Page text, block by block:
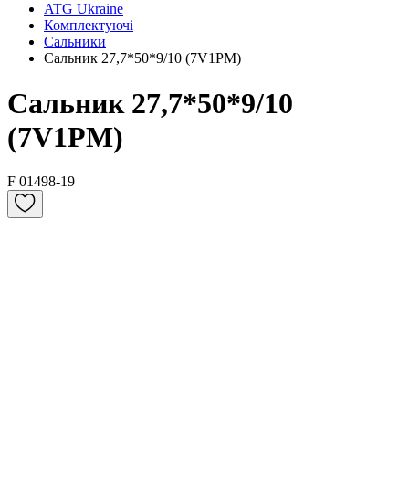
ATG Ukraine
Комплектуючі
Сальники
Сальник 27,7*50*9/10 (7V1PM)
Сальник 27,7*50*9/10
(7V1PM)
F 01498-19